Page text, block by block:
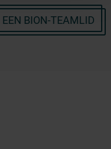
BION-TEAMLID